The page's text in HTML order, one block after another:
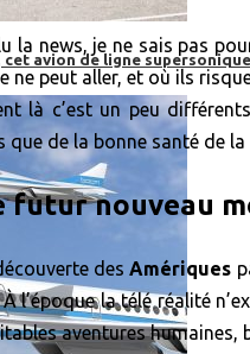
cet avion de ligne
la news, je ne sais pas
ne peut aller, et où ils
là c’est un peu
que de la bonne santé de
futur nouveau
desAmériques
À l’époque la télé réalité
aventures